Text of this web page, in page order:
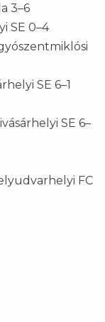
3–6
SE 0–4
SE 6–1
SE 6–
FC